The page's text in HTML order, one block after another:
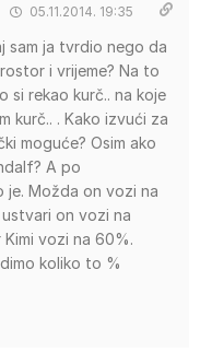
05.11.2014. 19:35
sam ja tvrdio nego da
i vrijeme? Na to
si rekao kurč.. na koje
kurč.. . Kako izvući za
moguće? Osim ako
A po
je. Možda on vozi na
on vozi na
vozi na 60%.
koliko to %